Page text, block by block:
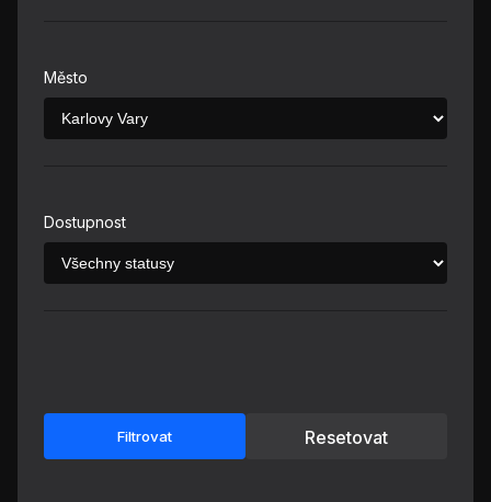
Město
Dostupnost
Filtrovat Resetovat